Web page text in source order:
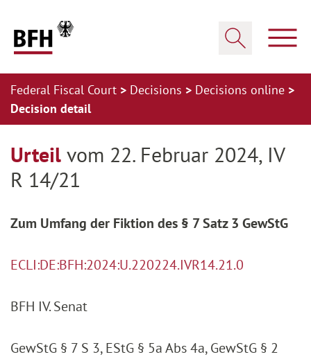
Federal Fiscal Court Decisions
Decisions online
Decision detail
Urteil vom 22. Februar 2024, IV
R 14/21
Zum Umfang der Fiktion des § 7 Satz 3 GewStG
ECLI:DE:BFH:2024:U.220224.IVR14.21.0
BFH IV. Senat
GewStG § 7 S 3, EStG § 5a Abs 4a, GewStG § 2